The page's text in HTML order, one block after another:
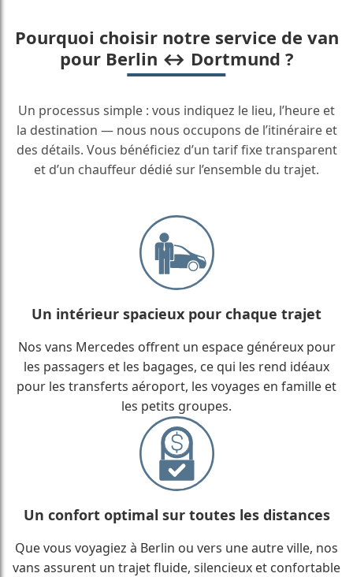
Pourquoi choisir notre service de van
pour Berlin ↔ Dortmund ?
Un processus simple : vous indiquez le lieu, l’heure et
la destination — nous nous occupons de l’itinéraire et
des détails. Vous bénéficiez d’un tarif fixe transparent
et d’un chauffeur dédié sur l’ensemble du trajet.
Un intérieur spacieux pour chaque trajet
Nos vans Mercedes offrent un espace généreux pour
les passagers et les bagages, ce qui les rend idéaux
pour les transferts aéroport, les voyages en famille et
les petits groupes.
Un confort optimal sur toutes les distances
Que vous voyagiez à Berlin ou vers une autre ville, nos
vans assurent un trajet fluide, silencieux et confortable